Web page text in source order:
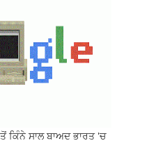
ਕਿੰਨੇ ਸਾਲ ਬਾਅਦ ਭਾਰਤ 'ਚ